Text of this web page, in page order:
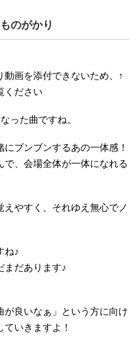
のがかり
画を添付できないため、↑
ください
った曲ですね。
ブンブンするあの一体感！
、会場全体が一体になれる
やすく、それゆえ無心でノ
ね♪
まだあります♪
が良いなぁ」という方に向け
いきますよ！